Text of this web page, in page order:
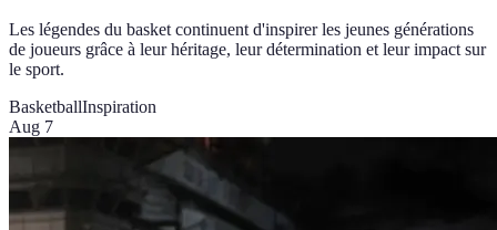
Les légendes du basket continuent d'inspirer les jeunes générations
de joueurs grâce à leur héritage, leur détermination et leur impact sur
le sport.
BasketballInspiration
Aug 7